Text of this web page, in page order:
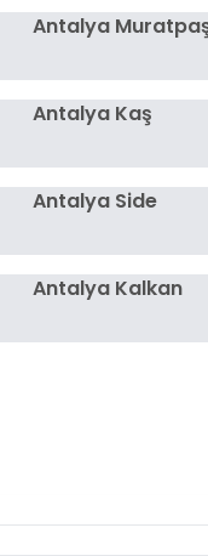
Antalya
Antalya Kaş
Antalya Side
Antalya Kalkan